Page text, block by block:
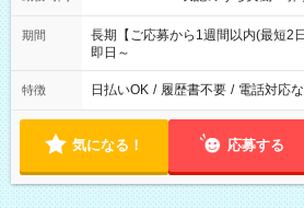
期間
長期【ご応募から1週間以内(最短2
即日～
特徴 日払いOK / 履歴書不要 / 電話対応
気になる！ 応募する